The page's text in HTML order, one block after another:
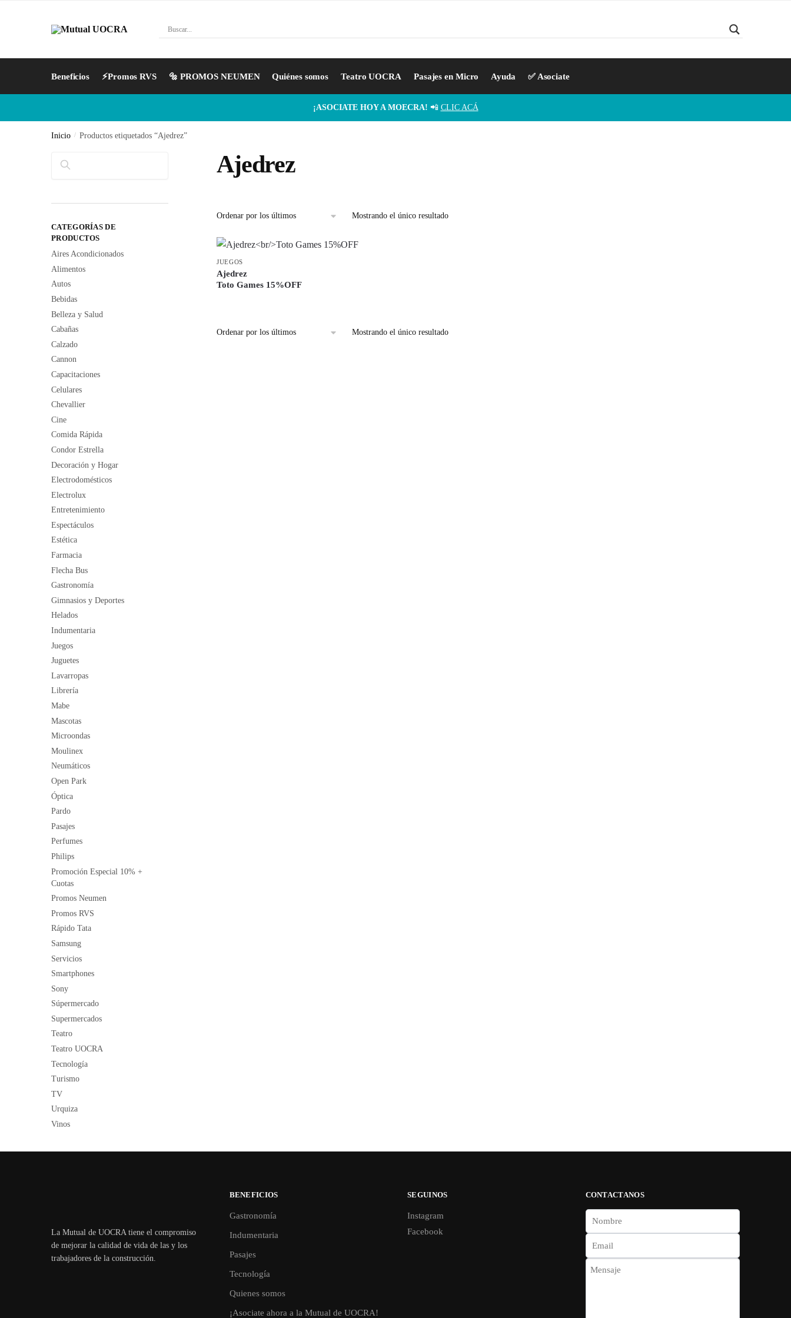
Beneficios ⚡Promos RVS 🔩 PROMOS NEUMEN Quiénes somos Teatro UOCRA Pasajes en Micro Ayuda ✅ Asociate
¡ASOCIATE HOY A MOECRA! 📲 CLIC ACÁ
Inicio / Productos etiquetados “Ajedrez”
Ajedrez
Mostrando el único resultado
JUEGOS
Ajedrez
Toto Games 15%OFF
Mostrando el único resultado
Buscar
CATEGORÍAS DE
PRODUCTOS
Aires Acondicionados
Alimentos
Autos
Bebidas
Belleza y Salud
Cabañas
Calzado
Cannon
Capacitaciones
Celulares
Chevallier
Cine
Comida Rápida
Condor Estrella
Decoración y Hogar
Electrodomésticos
Electrolux
Entretenimiento
Espectáculos
Estética
Farmacia
Flecha Bus
Gastronomía
Gimnasios y Deportes
Helados
Indumentaria
Juegos
Juguetes
Lavarropas
Librería
Mabe
Mascotas
Microondas
Moulinex
Neumáticos
Open Park
Óptica
Pardo
Pasajes
Perfumes
Philips
Promoción Especial 10% +
Cuotas
Promos Neumen
Promos RVS
Rápido Tata
Samsung
Servicios
Smartphones
Sony
Súpermercado
Supermercados
Teatro
Teatro UOCRA
Tecnología
Turismo
TV
Urquiza
Vinos
La Mutual de UOCRA tiene el compromiso
de mejorar la calidad de vida de las y los
trabajadores de la construcción.
BENEFICIOS
Gastronomía
Indumentaria
Pasajes
Tecnología
Quienes somos
¡Asociate ahora a la Mutual de UOCRA!
SEGUINOS
Instagram
Facebook
CONTACTANOS